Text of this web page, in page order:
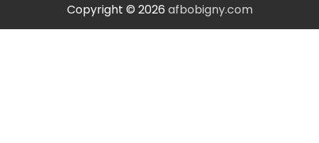
Copyright © 2026 afbobigny.com